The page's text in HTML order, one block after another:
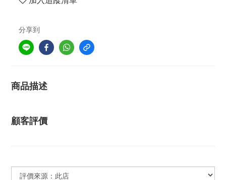
分享到
商品描述
顧客評價